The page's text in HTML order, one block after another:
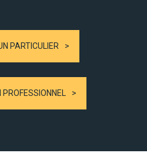
PARTICULIER